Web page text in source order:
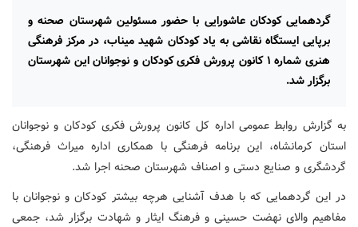
گردهمایی کودکان عاشورایی با حضور مسئولین شهرستان صحنه و
برپایی ایستگاه نقاشی به یاد کودکان شهید میناب، در مرکز فرهنگی
هنری شماره ۱ کانون پرورش فکری کودکان و نوجوانان این شهرستان
برگزار شد.
به گزارش روابط عمومی اداره کل کانون پرورش فکری کودکان و نوجوانان
استان کرمانشاه، این برنامه فرهنگی با همکاری اداره میراث فرهنگی،
گردشگری و صنایع دستی و اصناف شهرستان صحنه اجرا شد.
در این گردهمایی که با هدف آشنایی هرچه بیشتر کودکان و نوجوانان با
مفاهیم والای نهضت حسینی و فرهنگ ایثار و شهادت برگزار شد، جمعی